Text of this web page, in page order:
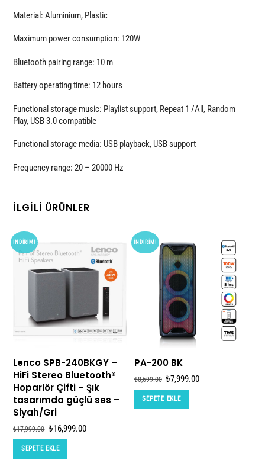
Material: Aluminium, Plastic
Maximum power consumption: 120W
Bluetooth pairing range: 10 m
Battery operating time: 12 hours
Functional storage music: Playlist support, Repeat 1 /All, Random
Play, USB 3.0 compatible
Functional storage media: USB playback, USB support
Frequency range: 20 – 20000 Hz
İLGILI ÜRÜNLER
İNDIRIM!
Lenco SPB-240BKGY –
HiFi Stereo Bluetooth®
Hoparlör Çifti – Şık
tasarımda güçlü ses –
Siyah/Gri
₺17,999.00 Orijinal
fiyat:
₺17,999.00.
₺16,999.00Şu
SEPETE EKLE
İNDIRIM!
PA-200 BK
₺8,699.00 Orijinal
fiyat:
₺8,699.00.
₺7,999.00Şu
SEPETE EKLE